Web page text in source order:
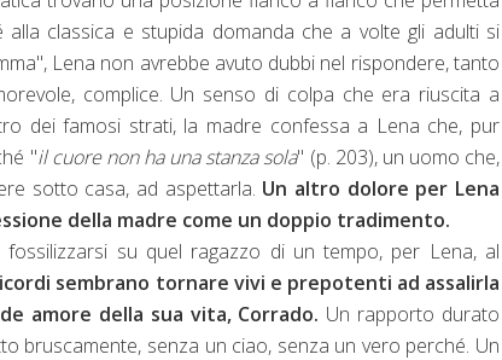
classica e stupida domanda che a volte gli adulti si
Lena non avrebbe avuto dubbi nel rispondere, tanto
complice. Un senso di colpa che era riuscita a
dei famosi strati, la madre confessa a Lena che, pur
"il cuore non ha una stanza sola" (p. 203), un uomo che,
sotto casa, ad aspettarla. Un altro dolore per Lena
della madre come un doppio tradimento.
su quel ragazzo di un tempo, per Lena, al
sembrano tornare vivi e prepotenti ad assalirla
amore della sua vita, Corrado. Un rapporto durato
bruscamente, senza un ciao, senza un vero perché. Un